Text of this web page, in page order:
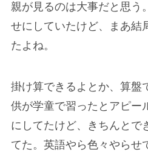
親が見るのは大事だと思う
せにしていたけど、まあ結
たよね。
掛け算できるよとか、算盤
供が学童で習ったとアピー
にしてたけど、きちんとで
てた。英語やら色々やらせ